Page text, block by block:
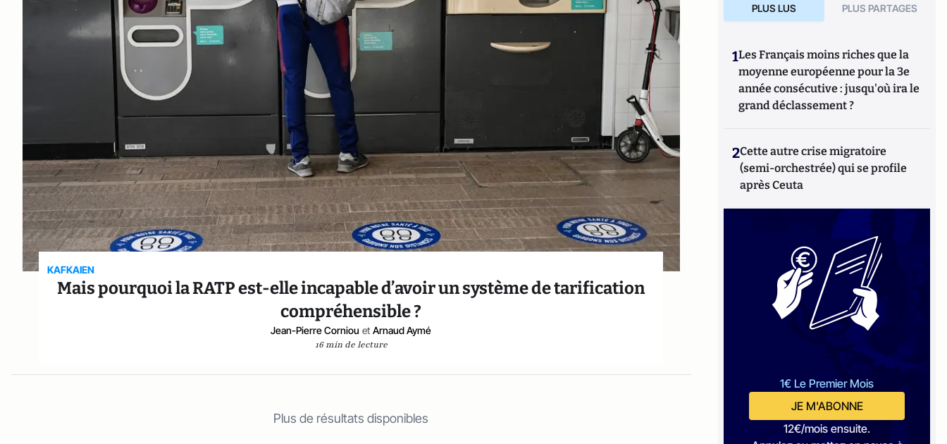
KAFKAIEN
Mais pourquoi la RATP est-elle incapable d’avoir un système de tarification
compréhensible ?
Jean-Pierre Corniou et Arnaud Aymé
16 min de lecture
Plus de résultats disponibles
PLUS LUS PLUS PARTAGES
1Les Français moins riches que la
moyenne européenne pour la 3e
année consécutive : jusqu'où ira le
grand déclassement ?
2Cette autre crise migratoire
(semi-orchestrée) qui se profile
après Ceuta
1€ Le Premier Mois
JE M'ABONNE
12€/mois ensuite.